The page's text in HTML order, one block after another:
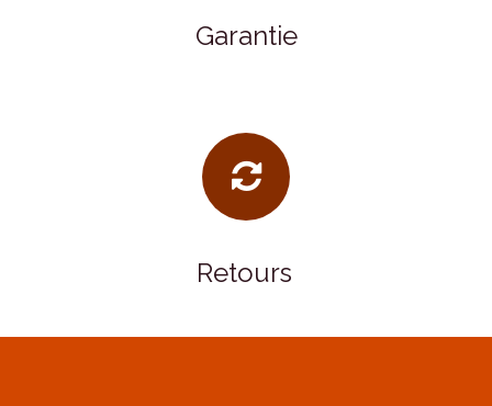
Garantie
Retours